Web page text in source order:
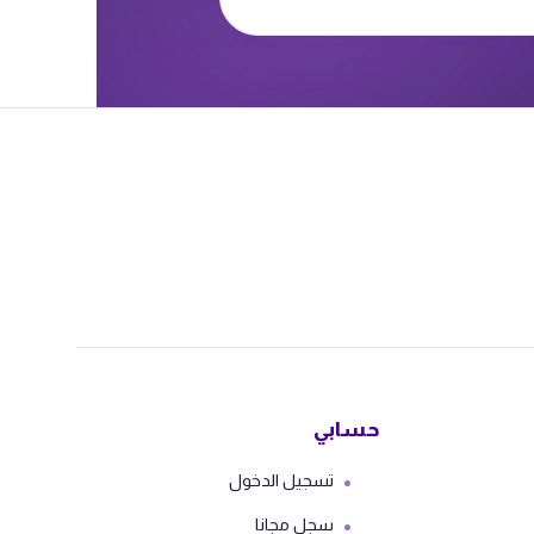
للتفاعل مع الأساتذة وبقية
حسابي
تسجيل الدخول
سجل مجانا